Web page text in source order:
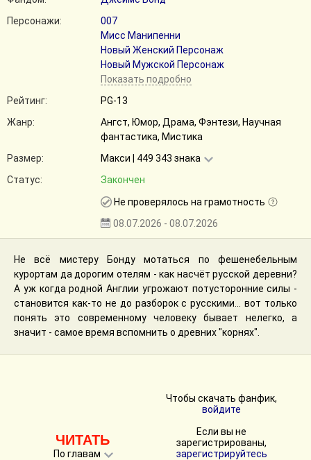
Персонажи:
007
Мисс Манипенни
Новый Женский Персонаж
Новый Мужской Персонаж
Показать подробно
Рейтинг:
PG-13
Жанр:
Ангст, Юмор, Драма, Фэнтези, Научная
фантастика, Мистика
Размер:
Макси | 449 343 знака
Статус:
Закончен
Не проверялось на грамотность
08.07.2026 - 08.07.2026
Не всё мистеру Бонду мотаться по фешенебельным
курортам да дорогим отелям - как насчёт русской деревни?
А уж когда родной Англии угрожают потусторонние силы -
становится как-то не до разборок с русскими... вот только
понять это современному человеку бывает нелегко, а
значит - самое время вспомнить о древних "корнях".
ЧИТАТЬ
По главам
Чтобы скачать фанфик,
войдите
Если вы не
зарегистрированы,
зарегистрируйтесь